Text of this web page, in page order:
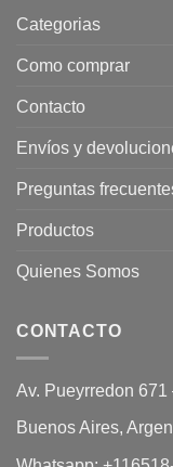
Categorias
Como comprar
Contacto
Envíos y
Preguntas
Productos
Quienes Somos
CONTACTO
Av. Pueyrredon 671
Buenos Aires,